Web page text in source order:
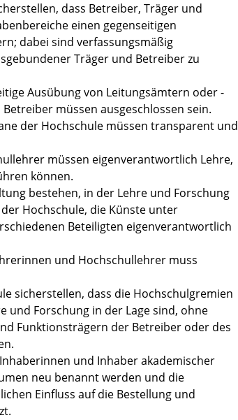
dass Betreiber, Träger und
einen gegenseitigen
dabei sind verfassungsmäßig
Träger und Betreiber zu
Ausübung von Leitungsämtern oder -
müssen ausgeschlossen sein.
der Hochschule müssen transparent und
müssen eigenverantwortlich Lehre,
können.
bestehen, in der Lehre und Forschung
Hochschule, die Künste unter
Beteiligten eigenverantwortlich
und Hochschullehrer muss
sicherstellen, dass die Hochschulgremien
und Forschung in der Lage sind, ohne
Funktionsträgern der Betreiber oder des
und Inhaber akademischer
neu benannt werden und die
Einfluss auf die Bestellung und